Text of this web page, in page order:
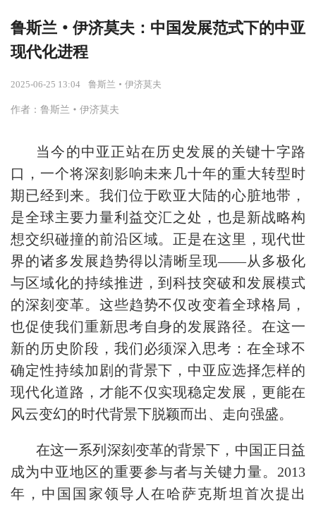
鲁斯兰·伊济莫夫：中国发展范式下的中亚
现代化进程
2025-06-25 13:04 鲁斯兰·伊济莫夫
作者：鲁斯兰·伊济莫夫
当今的中亚正站在历史发展的关键十字路
口，一个将深刻影响未来几十年的重大转型时
期已经到来。我们位于欧亚大陆的心脏地带，
是全球主要力量利益交汇之处，也是新战略构
想交织碰撞的前沿区域。正是在这里，现代世
界的诸多发展趋势得以清晰呈现——从多极化
与区域化的持续推进，到科技突破和发展模式
的深刻变革。这些趋势不仅改变着全球格局，
也促使我们重新思考自身的发展路径。在这一
新的历史阶段，我们必须深入思考：在全球不
确定性持续加剧的背景下，中亚应选择怎样的
现代化道路，才能不仅实现稳定发展，更能在
风云变幻的时代背景下脱颖而出、走向强盛。
在这一系列深刻变革的背景下，中国正日益
成为中亚地区的重要参与者与关键力量。2013
年，中国国家领导人在哈萨克斯坦首次提出